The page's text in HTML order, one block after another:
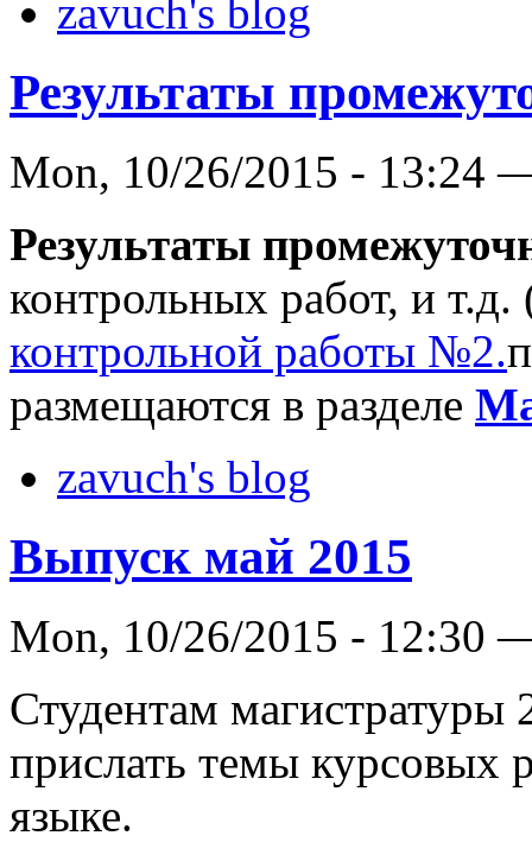
zavuch's blog
Результаты
Mon, 10/26/2015 - 13:24
Результаты
контрольных работ, и
контрольной работы №2.
размещаются в разделе
zavuch's blog
Выпуск май 2015
Mon, 10/26/2015 - 12:30
Студентам магистратуры
прислать темы курсовых
языке.